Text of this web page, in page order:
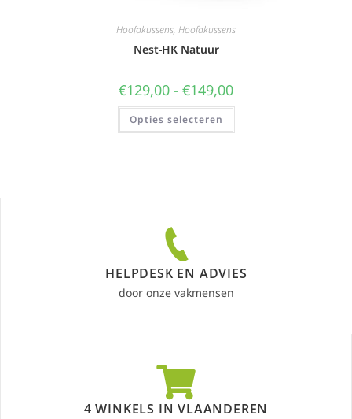
Hoofdkussens, Hoofdkussens
Nest-HK Natuur
€129,00 - €149,00
Opties selecteren
HELPDESK EN ADVIES
door onze vakmensen
4 WINKELS IN VLAANDEREN